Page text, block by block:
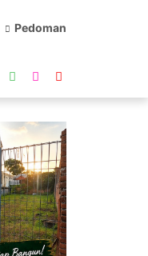
Pedoman